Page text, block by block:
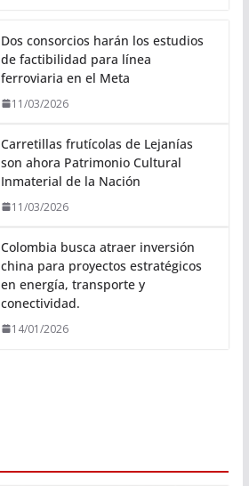
Dos consorcios harán los estudios
de factibilidad para línea
ferroviaria en el Meta
11/03/2026
Carretillas frutícolas de Lejanías
son ahora Patrimonio Cultural
Inmaterial de la Nación
11/03/2026
Colombia busca atraer inversión
china para proyectos estratégicos
en energía, transporte y
conectividad.
14/01/2026